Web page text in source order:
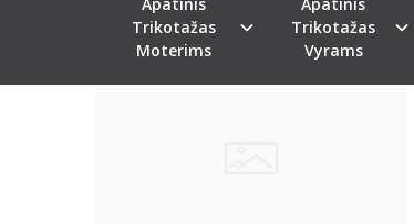
Trikotažas
Moterims
Trikotažas
Vyrams
Populiari